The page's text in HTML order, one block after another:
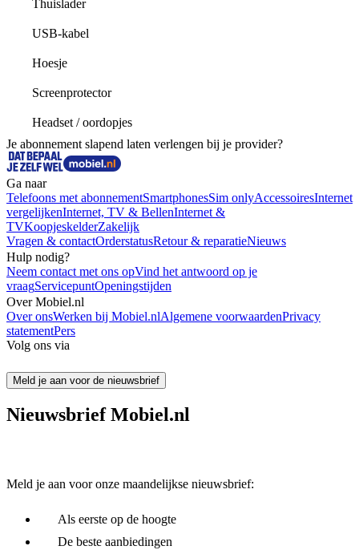
Thuislader
USB-kabel
Hoesje
Screenprotector
Headset / oordopjes
Je abonnement slapend laten verlengen bij je provider?
Ga naar
Telefoons met abonnementSmartphonesSim onlyAccessoiresInternet
vergelijkenInternet, TV & BellenInternet &
TVKoopjeskelderZakelijk
Vragen & contactOrderstatusRetour & reparatieNieuws
Hulp nodig?
Neem contact met ons opVind het antwoord op je
vraagServicepuntOpeningstijden
Over Mobiel.nl
Over onsWerken bij Mobiel.nlAlgemene voorwaardenPrivacy
statementPers
Volg ons via
Meld je aan voor de nieuwsbrief
Nieuwsbrief Mobiel.nl
Meld je aan voor onze maandelijkse nieuwsbrief:
Als eerste op de hoogte
De beste aanbiedingen